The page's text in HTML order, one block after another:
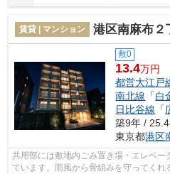
賃貸 | マンション 港区南麻布２
敷0
13.4万円
都営大江戸
南北線 「白
日比谷線 「
築9年 /
東京都港区
共用部には敷地内ごみ置き場・エレベー
ています。雨風から骨組みを守ってく